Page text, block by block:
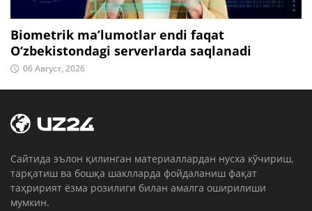
Biometrik ma’lumotlar endi faqat
O‘zbekistondagi serverlarda saqlanadi
06 Август, 2026
Cайтида эълон қилинган материаллардан нусха кўчириш,
тарқатиш ва бошқа шаклларда фойдаланиш фақат
таҳририят ёзма розилиги билан амалга оширилиши
мумкин.